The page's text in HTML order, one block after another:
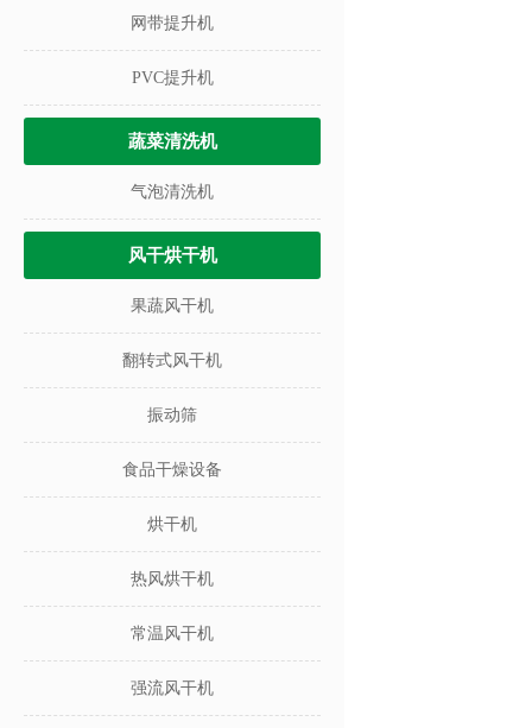
网带提升机
PVC提升机
蔬菜清洗机
气泡清洗机
风干烘干机
果蔬风干机
翻转式风干机
振动筛
食品干燥设备
烘干机
热风烘干机
常温风干机
强流风干机